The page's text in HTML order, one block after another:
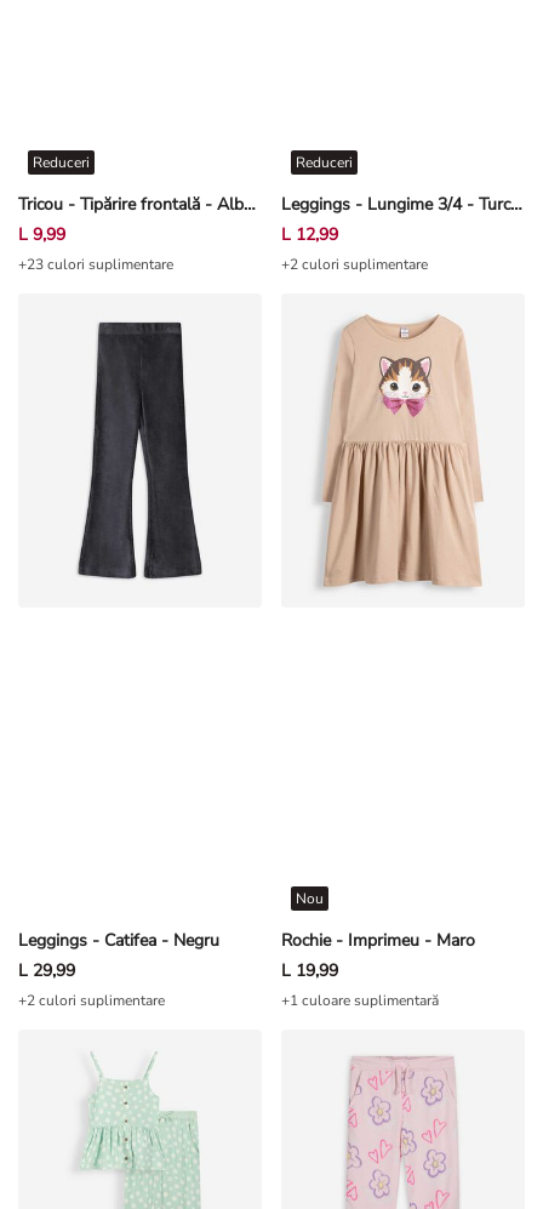
Tricou - Tipărire frontală - Alb-crem deschis
Reduceri
L 9,99
+23 culori suplimentare
Leggings - Lungime 3/4 - Turcoaz
Reduceri
L 12,99
+2 culori suplimentare
Leggings - Catifea - Negru
L 29,99
+2 culori suplimentare
Rochie - Imprimeu - Maro
Nou
L 19,99
+1 culoare suplimentară